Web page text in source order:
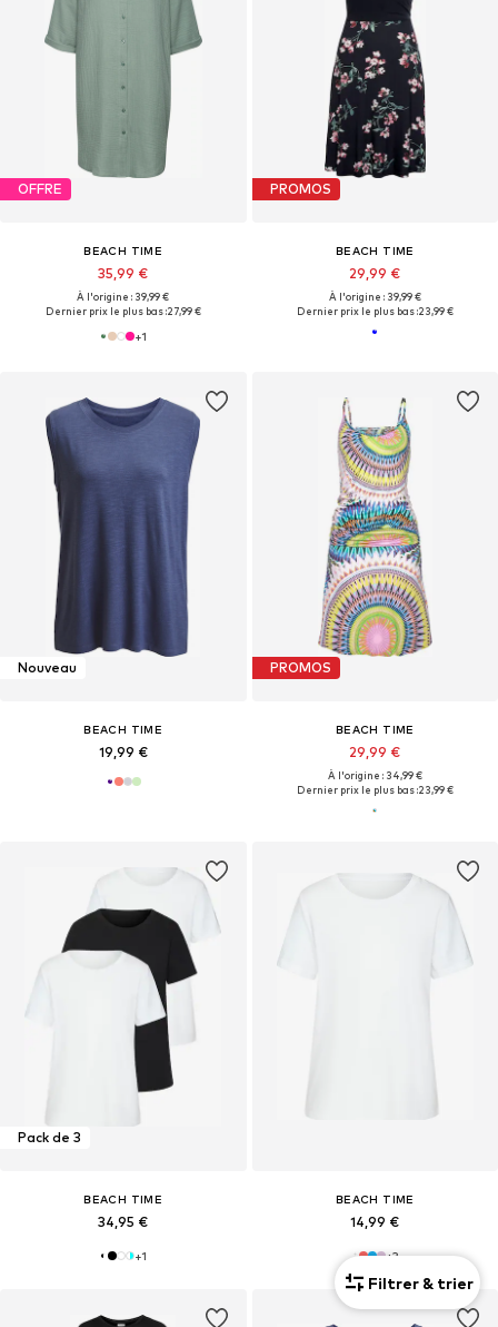
OFFRE
BEACH TIME
35,99 €
À l'origine : 39,99 €
Dernier prix le plus bas :27,99 €
+1
PROMOS
BEACH TIME
29,99 €
À l'origine : 39,99 €
Dernier prix le plus bas :23,99 €
Nouveau
BEACH TIME
19,99 €
PROMOS
BEACH TIME
29,99 €
À l'origine : 34,99 €
Dernier prix le plus bas :23,99 €
Pack de 3
BEACH TIME
34,95 €
+1
BEACH TIME
14,99 €
+3
Filtrer & trier